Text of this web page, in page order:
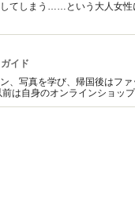
てしまう……という大人女性
イド
、写真を学び、帰国後はフ
は自身のオンラインショッ
シュなファッション情報をご